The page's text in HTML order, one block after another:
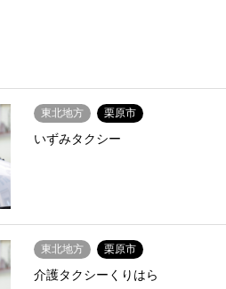
東北地方 栗原市
いずみタクシー
東北地方 栗原市
介護タクシーくりはら